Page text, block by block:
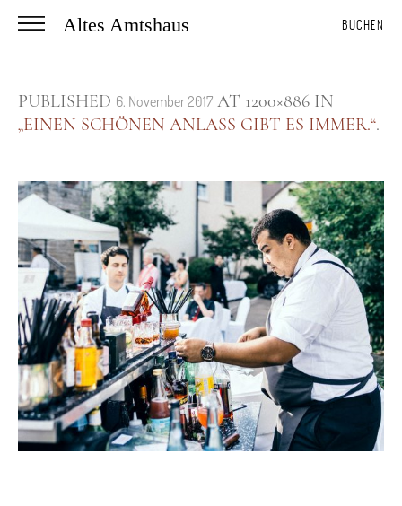
Altes Amtshaus BUCHEN
PUBLISHED 6. November 2017 AT 1200×886 IN
„EINEN SCHÖNEN ANLASS GIBT ES IMMER.“.